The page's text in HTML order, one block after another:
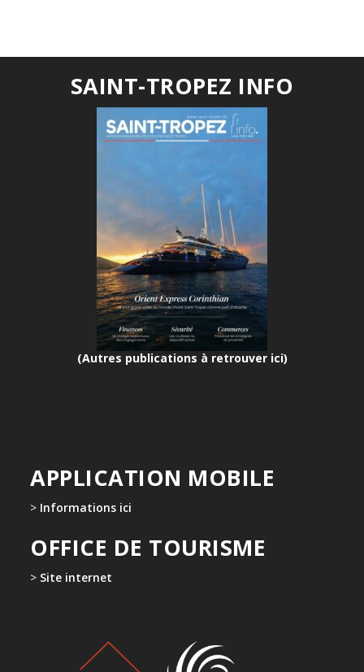
SAINT-TROPEZ INFO
(Autres publications à retrouver ici)
APPLICATION MOBILE
> Informations ici
OFFICE DE TOURISME
> Site internet